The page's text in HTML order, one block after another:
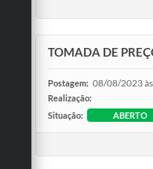
TOMADA DE
Postagem: 08/08/2023
Realização:
Situação:
ABERTO